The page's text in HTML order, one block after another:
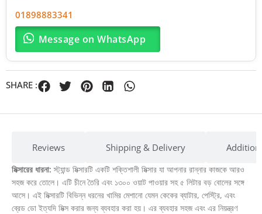
01898883341
Message on WhatsApp
SHARE :
Reviews Shipping & Delivery
মিক্সারের ধারনা: স্ট্যান্ড মিক্সারটি একটি শক্তিশালী মিক্সার যা আপনার রান্নার কাজকে আরও
সহজ করে তোলে। এটি চীনে তৈরি এবং ১৩০০ ওয়াট পাওয়ার সহ ৫ লিটার বড় বোলের সঙ্গে
আসে। এই মিক্সারটি বিভিন্ন ধরনের খামির মেশানো যেমন কেকের ব্যাটার, পেস্ট্রি, এবং
ব্রেড ডো ইত্যদি মিক্স করার জন্য ব্যবহার করা হয়। এর ব্যবহার সহজ এবং এর নিয়ন্ত্রণ